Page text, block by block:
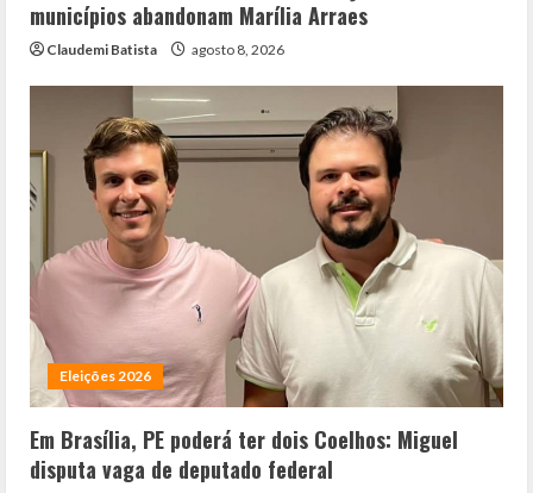
municípios abandonam Marília Arraes
Claudemi Batista agosto 8, 2026
Eleições 2026
Em Brasília, PE poderá ter dois Coelhos: Miguel
disputa vaga de deputado federal